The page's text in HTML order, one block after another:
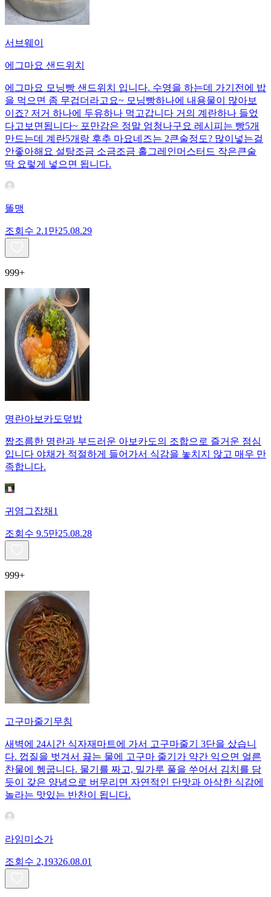
서브웨이
에그마요 샌드위치
에그마요 모닝빵 샌드위치 입니다. 수영을 하는데 가기전에 밥
을 먹으면 좀 무겁더라고요~ 모닝빵하나에 내용물이 많아보
이죠? 저거 하나에 두유하나 먹고갑니다 거의 계란하나 들었
다고보면됩니다~ 포만감은 정말 엄청나구요 레시피는 빵5개
만드는데 계란5개랑 후추 마요네즈는 2큰술정도? 많이넣는걸
안좋아해요 설탕조금 소금조금 홀그레인머스터드 작은큰술
딱 요렇게 넣으면 됩니다.
똘맹
조회수 2.1만25.08.29
999+
명란아보카도덮밥
짭조름한 명란과 부드러운 아보카도의 조합으로 즐거운 점심
입니다 야채가 적절하게 들어가서 식감을 놓치지 않고 매우 만
족합니다.
귀염그잡채1
조회수 9.5만25.08.28
999+
고구마줄기무침
새벽에 24시간 식자재마트에 가서 고구마줄기 3단을 샀습니
다. 껍질을 벗겨서 끓는 물에 고구마 줄기가 약간 익으면 얼른
찬물에 헹굽니다. 물기를 짜고, 밀가루 풀을 쑤어서 김치를 담
듯이 갖은 양념으로 버무리면 자연적인 단맛과 아삭한 식감에
놀라는 맛있는 반찬이 됩니다.
라임미소가
조회수 2,19326.08.01